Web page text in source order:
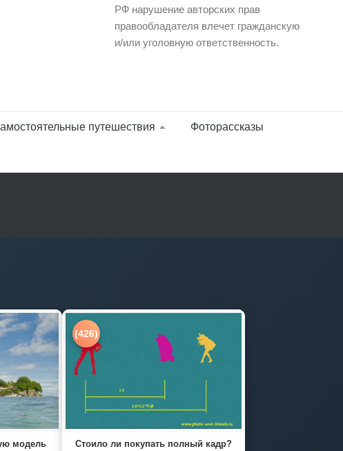
РФ нарушение авторских прав
правообладателя влечет гражданскую
и/или уголовную ответственность.
путешествия Фоторассказы
модель
(426)
Стоило ли покупать полный кадр?